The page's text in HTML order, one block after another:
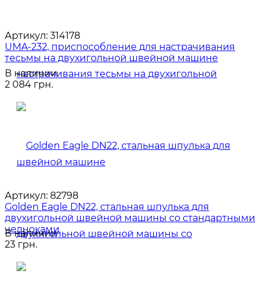
Артикул: 314178
UMA-232, приспособление для настрачивания
тесьмы на двухигольной швейной машине
В наличии
2 084 грн.
Артикул: 82798
Golden Eagle DN22, стальная шпулька для
двухигольной швейной машины со стандартными
челноками
В наличии
23 грн.